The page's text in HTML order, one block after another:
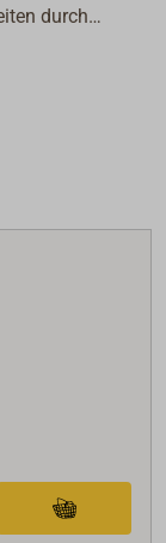
durch
Werkstoffe
mit